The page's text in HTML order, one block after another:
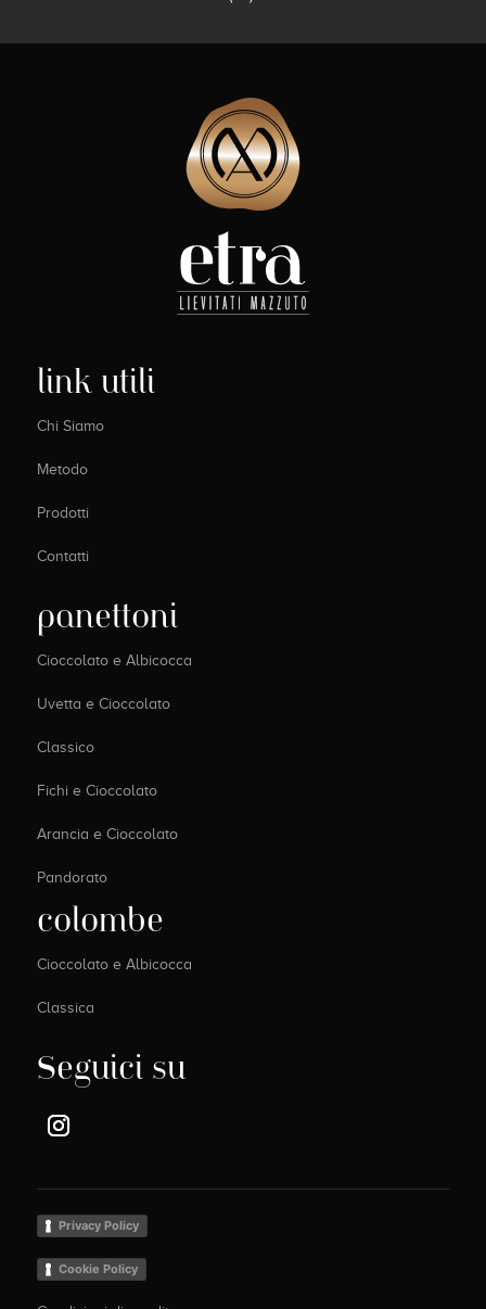
link utili
Chi Siamo
Metodo
Prodotti
Contatti
panettoni
Cioccolato e Albicocca
Uvetta e Cioccolato
Classico
Fichi e Cioccolato
Arancia e Cioccolato
Pandorato
colombe
Cioccolato e Albicocca
Classica
Seguici su
Privacy Policy
Cookie Policy